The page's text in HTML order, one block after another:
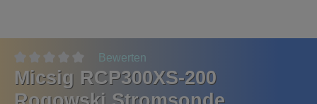
Bewerten
Micsig RCP300XS-200